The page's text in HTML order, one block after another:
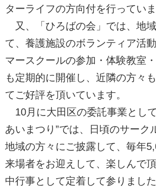
ターライフの方向付を行っていま
又、「ひろばの会」では、地
て、養護施設のボランティア活
マースクールの参加・体験教室
も定期的に開催し、近隣の方々
てご好評を頂いています。
10月に大田区の委託事業とし
あいまつり”では、日頃のサーク
地域の方々にご披露して、毎年
来場者をお迎えして、楽しんで
中行事として定着して参りました